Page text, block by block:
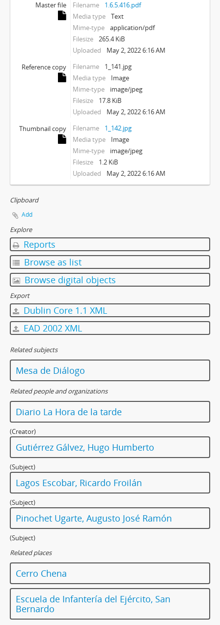
Master file Filename
1.6.5.416.pdf
Media type
Text
Mime-type
application/pdf
Filesize
265.4 KiB
Uploaded
May 2, 2022 6:16 AM
Reference copy
Filename
1_141.jpg
Media type
Image
Mime-type
image/jpeg
Filesize
17.8 KiB
Uploaded
May 2, 2022 6:16 AM
Thumbnail copy
Filename
1_142.jpg
Media type
Image
Mime-type
image/jpeg
Filesize
1.2 KiB
Uploaded
May 2, 2022 6:16 AM
Clipboard
Add
Explore
Reports
Browse as list
Browse digital objects
Export
Dublin Core 1.1 XML
EAD 2002 XML
Related subjects
Mesa de Diálogo
Related people and organizations
Diario La Hora de la tarde
(Creator)
Gutiérrez Gálvez, Hugo Humberto
(Subject)
Lagos Escobar, Ricardo Froilán
(Subject)
Pinochet Ugarte, Augusto José Ramón
(Subject)
Related places
Cerro Chena
Escuela de Infantería del Ejército, San
Bernardo